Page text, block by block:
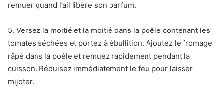
remuer quand l’ail libère son parfum.
5. Versez la moitié et la moitié dans la poêle contenant les
tomates séchées et portez à ébullition. Ajoutez le fromage
râpé dans la poêle et remuez rapidement pendant la
cuisson. Réduisez immédiatement le feu pour laisser
mijoter.